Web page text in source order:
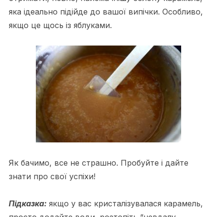
яка ідеально підійде до вашої випічки. Особливо,
якщо це щось із яблуками.
Як бачимо, все не страшно. Пробуйте і дайте
знати про свої успіхи!
Підказка: якщо у вас кристалізувалася карамель,